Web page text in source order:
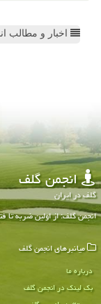
اخبار و مطالب
انجمن گلف
گلف در ایران
انجمن گلف: از اولین ضربه تا
میانبرهای انجمن گلف
درباره ما
بک لینک در انجمن گلف